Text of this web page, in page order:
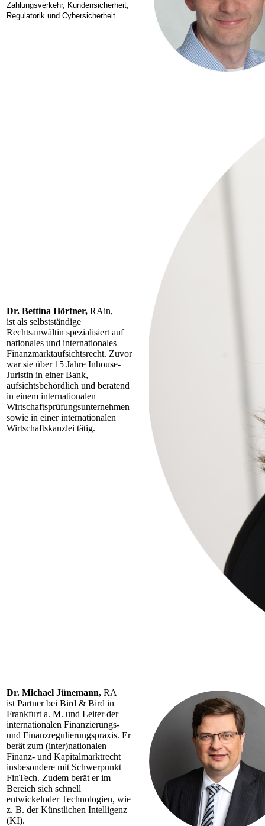
Zahlungsverkehr, Kundensicherheit,
Regulatorik und Cybersicherheit.
Dr. Bettina Hörtner, RAin,
ist als selbstständige
Rechtsanwältin spezialisiert auf
nationales und internationales
Finanzmarktaufsichtsrecht. Zuvor
war sie über 15 Jahre Inhouse-
Juristin in einer Bank,
aufsichtsbehördlich und beratend
in einem internationalen
Wirtschaftsprüfungsunternehmen
sowie in einer internationalen
Wirtschaftskanzlei tätig.
Dr. Michael Jünemann, RA
ist Partner bei Bird & Bird in
Frankfurt a. M. und Leiter der
internationalen Finanzierungs-
und Finanzregulierungspraxis. Er
berät zum (inter)nationalen
Finanz- und Kapitalmarktrecht
insbesondere mit Schwerpunkt
FinTech. Zudem berät er im
Bereich sich schnell
entwickelnder Technologien, wie
z. B. der Künstlichen Intelligenz
(KI).